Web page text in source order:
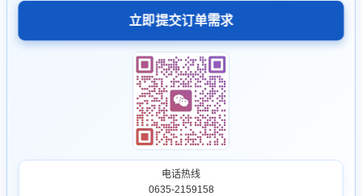
立即提交订单需求
电话热线
0635-2159158